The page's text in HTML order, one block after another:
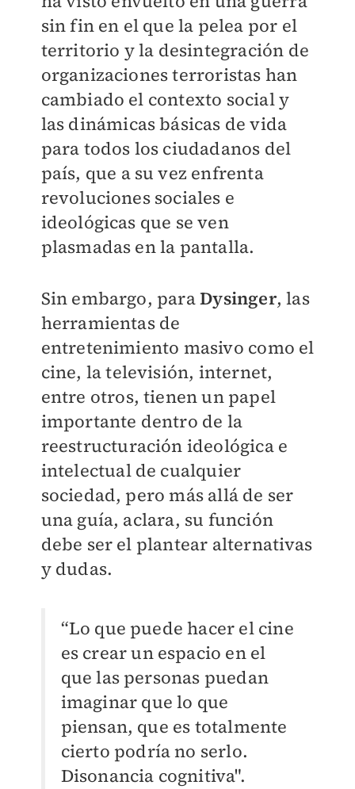
sin fin en el que la pelea por el
territorio y la desintegración de
organizaciones terroristas han
cambiado el contexto social y
las dinámicas básicas de vida
para todos los ciudadanos del
país, que a su vez enfrenta
revoluciones sociales e
ideológicas que se ven
plasmadas en la pantalla.
Sin embargo, paraDysinger, las
herramientas de
entretenimiento masivo como el
cine, la televisión, internet,
entre otros, tienen un papel
importante dentro de la
reestructuración ideológica e
intelectual de cualquier
sociedad, pero más allá de ser
una guía, aclara, su función
debe ser el plantear alternativas
y dudas.
“Lo que puede hacer el cine
es crear un espacio en el
que las personas puedan
imaginar que lo que
piensan, que es totalmente
cierto podría no serlo.
Disonancia cognitiva".